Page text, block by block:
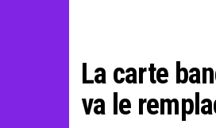
La carte
va le